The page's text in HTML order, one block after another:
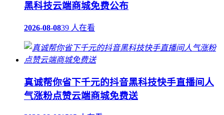
黑科技云端商城免费公布
2026-08-0839 人在看
真诚帮你省下千元的抖音黑科技快手直播间人
气涨粉点赞云端商城免费送